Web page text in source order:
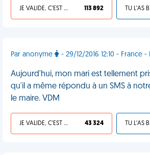
JE VALIDE, C'EST UNE VDM 113 892
Par anonyme - 29/12/2016 12:10 - France
Aujourd'hui, mon mari est tellement
qu'il a même répondu à un SMS à
le maire. VDM
JE VALIDE, C'EST UNE VDM 43 324